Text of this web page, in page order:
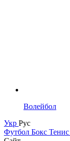
Волейбол
Укр Рус
Футбол Бокс Тенис